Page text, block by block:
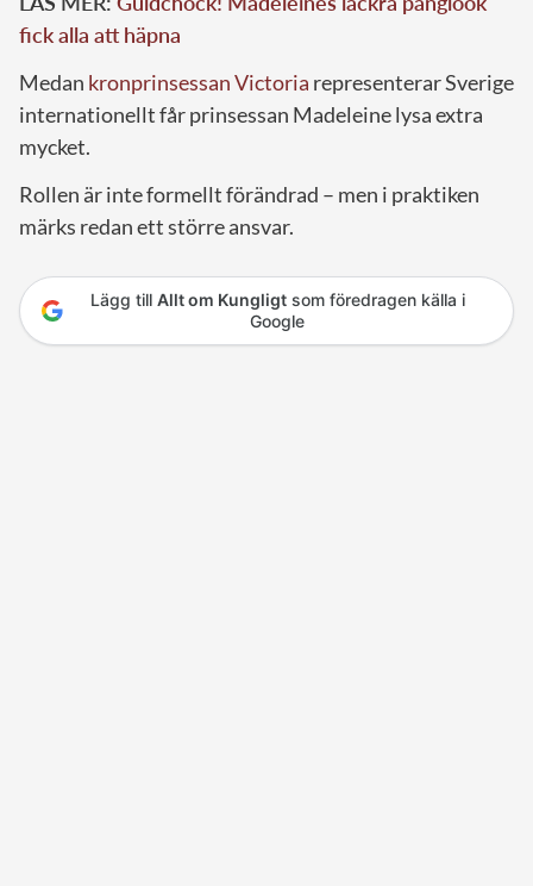
fick alla att häpna
Medan kronprinsessan Victoria representerar Sverige
internationellt får prinsessan Madeleine lysa extra
mycket.
Rollen är inte formellt förändrad – men i praktiken
märks redan ett större ansvar.
Lägg till Allt om Kungligtsom föredragen källa i
Google